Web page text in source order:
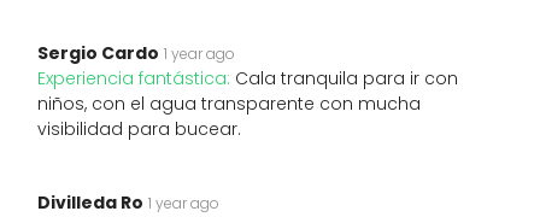
Sergio Cardo 1 year ago
Experiencia fantástica: Cala tranquila para ir con
niños, con el agua transparente con mucha
visibilidad para bucear.
Divilleda Ro 1 year ago